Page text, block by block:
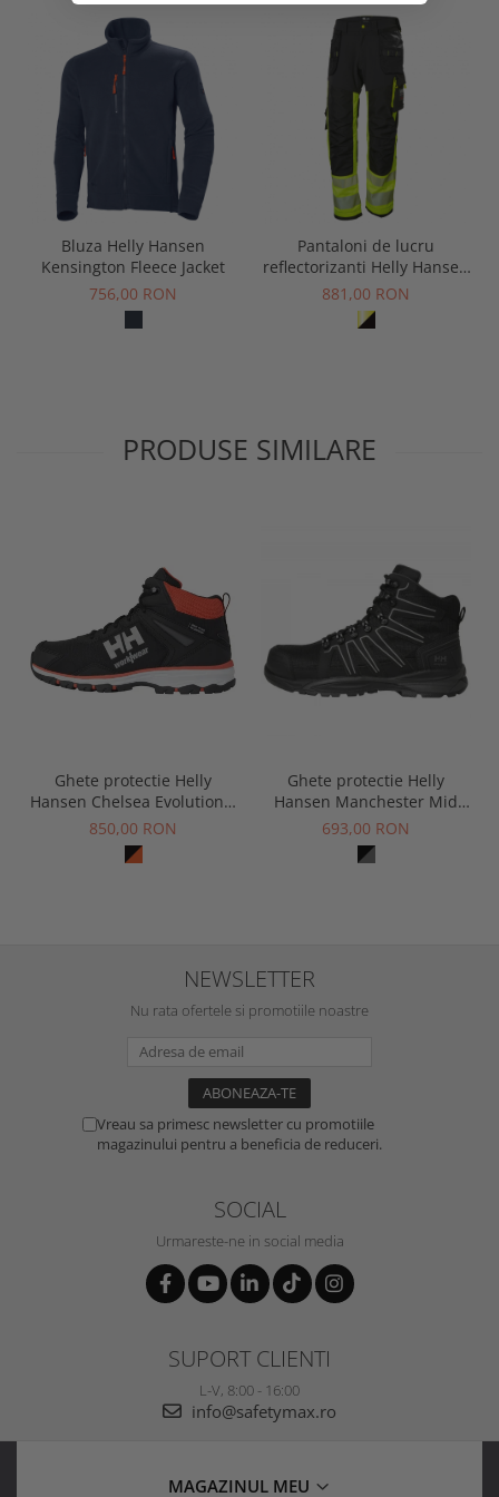
Bluza Helly Hansen
Kensington Fleece Jacket
756,00 RON
Pantaloni de lucru
reflectorizanti Helly Hansen
ICU Construction CL1
881,00 RON
PRODUSE SIMILARE
Ghete protectie Helly
Hansen Chelsea Evolution 2
Mid HT Soft Toe, O2, HRO,
SRC, ESD
850,00 RON
Ghete protectie Helly
Hansen Manchester Mid
S3S
693,00 RON
NEWSLETTER
Nu rata ofertele si promotiile noastre
Vreau sa primesc newsletter cu promotiile
magazinului pentru a beneficia de reduceri.
SOCIAL
Urmareste-ne in social media
SUPORT CLIENTI
L-V, 8:00 - 16:00
info@safetymax.ro
MAGAZINUL MEU